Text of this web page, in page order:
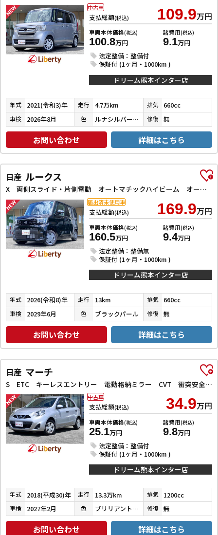
支払総額(税込) 109.9万円
車両本体価格(税込)
100.8万円
諸費用(税込)
9.1万円
法定整備：整備付
保証付 (1ヶ月・1000km )
中古車
ドリーム熊本インター店
年式 2021(令和3)年 走行 4.7万km 排気 660cc
車検 2026年8月 色 ルナシルバーメタリック 修復 無
お問い合わせ 詳細はこちら
日産 ルークス
X 両側スライド・片側電動 オートマチックハイビーム オートライト スマートキー アイドリングストップ 電動格納ミラー ベンチシート CVT USB エアコン パワーステアリング パワーウィンドウ
支払総額(税込) 169.9万円
車両本体価格(税込)
160.5万円
諸費用(税込)
9.4万円
法定整備：整備無
保証付 (1ヶ月・1000km )
届出済未使用車
ドリーム熊本インター店
年式 2026(令和8)年 走行 13km 排気 660cc
車検 2029年6月 色 ブラックパール 修復 無
お問い合わせ 詳細はこちら
日産 マーチ
S ETC キーレスエントリー 電動格納ミラー CVT 衝突安全ボディ ABS ESC エアコン パワーステアリング パワーウィンドウ
支払総額(税込) 34.9万円
車両本体価格(税込)
25.1万円
諸費用(税込)
9.8万円
法定整備：整備付
保証付 (1ヶ月・1000km )
中古車
ドリーム熊本インター店
年式 2018(平成30)年 走行 13.3万km 排気 1200cc
車検 2027年2月 色 ブリリアントシルバー 修復 無
お問い合わせ 詳細はこちら